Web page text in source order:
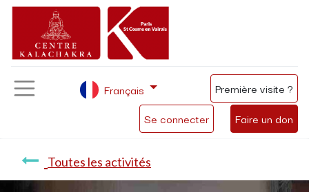
Se connecter Faire un don
Français Première visite ?
Toutes les activités